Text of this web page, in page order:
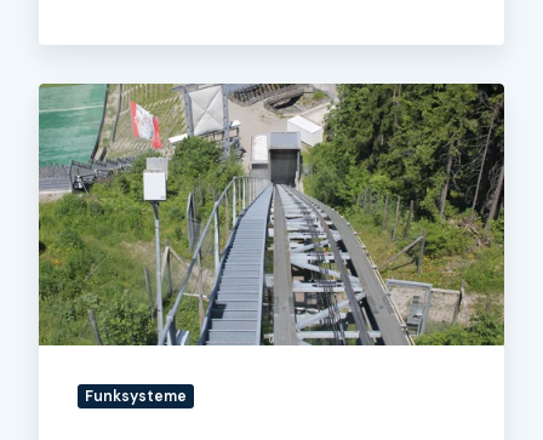
Skisprungschanze:
Stabile
Funksteuerung
für
den
Schrägaufzug
–
auch
ohne
Funksysteme